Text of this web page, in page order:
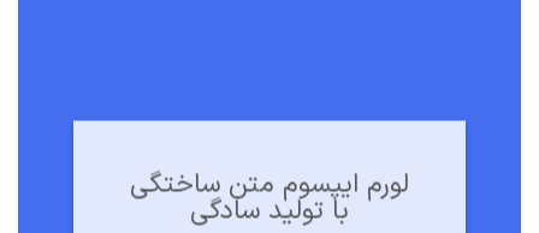
لورم ایپسوم متن ساختگی
با تولید سادگی